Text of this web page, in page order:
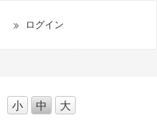
ログイン
小 中 大